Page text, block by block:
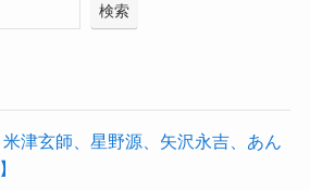
検索
米津玄師、星野源、矢沢永吉、あん